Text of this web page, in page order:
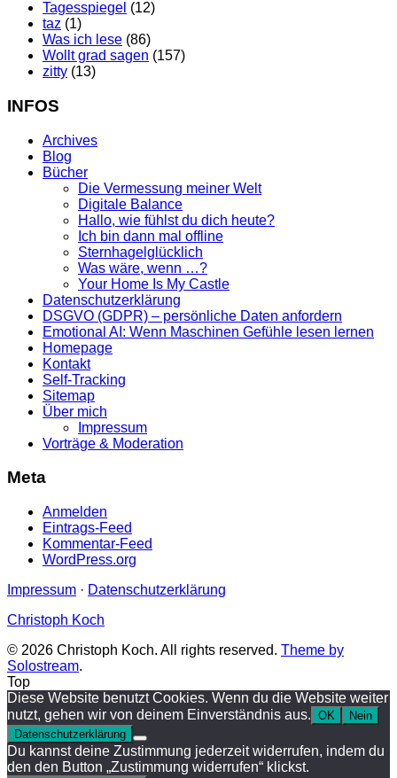
Tagesspiegel (12)
taz (1)
Was ich lese (86)
Wollt grad sagen (157)
zitty (13)
INFOS
Archives
Blog
Bücher
Die Vermessung meiner Welt
Digitale Balance
Hallo, wie fühlst du dich heute?
Ich bin dann mal offline
Sternhagelglücklich
Was wäre, wenn …?
Your Home Is My Castle
Datenschutzerklärung
DSGVO (GDPR) – persönliche Daten anfordern
Emotional AI: Wenn Maschinen Gefühle lesen lernen
Homepage
Kontakt
Self-Tracking
Sitemap
Über mich
Impressum
Vorträge & Moderation
Meta
Anmelden
Eintrags-Feed
Kommentar-Feed
WordPress.org
Impressum · Datenschutzerklärung
Christoph Koch
© 2026 Christoph Koch. All rights reserved. Theme by
Solostream.
Top
Diese Website benutzt Cookies. Wenn du die Website weiter
nutzt, gehen wir von deinem Einverständnis aus. OK
Nein
Datenschutzerklärung
Du kannst deine Zustimmung jederzeit widerrufen, indem du
den den Button „Zustimmung widerrufen“ klickst.